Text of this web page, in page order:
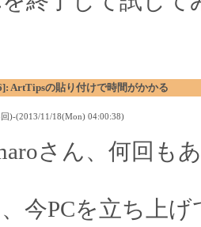
ArtTipsの貼り付けで時間がかかる
)-(2013/11/18(Mon) 04:00:38)
さん、何回も
今PCを立ち上